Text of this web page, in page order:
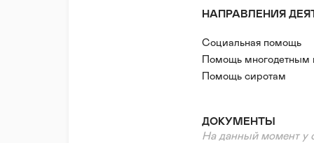
• Организация
учреждений.
5. "Мы сильнее
• Комплексная
возможностями
ситуации.
НАПРАВЛЕНИЯ
Социальная помощь
Помощь
Помощь сиротам
Нефинансовая/
ДОКУМЕНТЫ
На данный момент у